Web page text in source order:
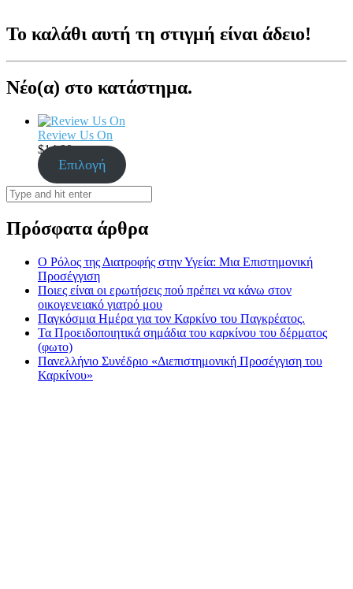
Το καλάθι αυτή τη στιγμή είναι άδειο!
Νέο(α) στο κατάστημα.
Review Us On
$14.90
Επιλογή
Πρόσφατα άρθρα
Ο Ρόλος της Διατροφής στην Υγεία: Μια Επιστημονική
Προσέγγιση
Ποιες είναι οι ερωτήσεις πού πρέπει να κάνω στον
οικογενειακό γιατρό μου
Παγκόσμια Ημέρα για τον Καρκίνο του Παγκρέατος.
Τα Προειδοποιητικά σημάδια του καρκίνου του δέρματος
(φωτο)
Πανελλήνιο Συνέδριο «Διεπιστημονική Προσέγγιση του
Καρκίνου»